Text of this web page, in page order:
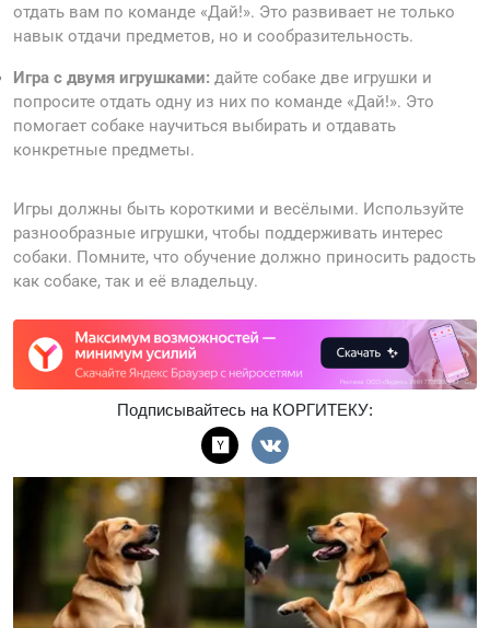
отдать вам по команде «Дай!». Это развивает не только
навык отдачи предметов, но и сообразительность.
Игра с двумя игрушками: дайте собаке две игрушки и
попросите отдать одну из них по команде «Дай!». Это
помогает собаке научиться выбирать и отдавать
конкретные предметы.
Игры должны быть короткими и весёлыми. Используйте
разнообразные игрушки, чтобы поддерживать интерес
собаки. Помните, что обучение должно приносить радость
как собаке, так и её владельцу.
Подписывайтесь на КОРГИТЕКУ: